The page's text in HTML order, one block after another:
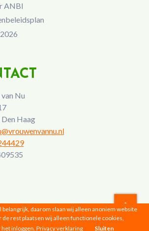
ANBI
Nu
Haag
Nu © 2026 |Privacyverklaring
belangrijk, daarom slaan wij alleen anoniem website
de rest plaatsen wij alleen functionele cookies,
inloggen. Privacy verklaring Sluiten